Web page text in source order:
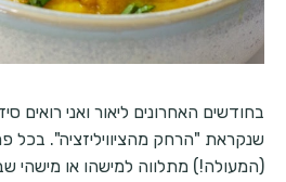
בחודשים האחרונים ליאור ואני רואים
שנקראת "הרחק מהציוויליזציה".
(המעולה!) מתלווה למישהו או מישהי